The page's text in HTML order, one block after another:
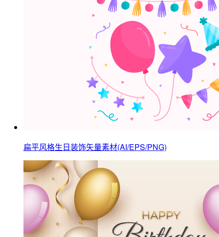
扁平风格生日装饰矢量素材(AI/EPS/PNG)